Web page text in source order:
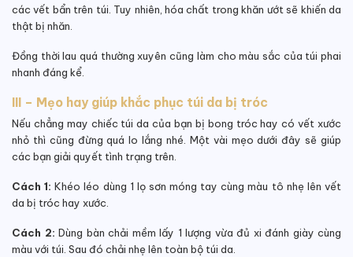
các vết bẩn trên túi. Tuy nhiên, hóa chất trong khăn ướt sẽ khiến da
thật bị nhăn.
Đồng thời lau quá thường xuyên cũng làm cho màu sắc của túi phai
nhanh đáng kể.
III – Mẹo hay giúp khắc phục túi da bị tróc
Nếu chẳng may chiếc túi da của bạn bị bong tróc hay có vết xước
nhỏ thì cũng đừng quá lo lắng nhé. Một vài mẹo dưới đây sẽ giúp
các bạn giải quyết tình trạng trên.
Cách 1: Khéo léo dùng 1 lọ sơn móng tay cùng màu tô nhẹ lên vết
da bị tróc hay xước.
Cách 2: Dùng bàn chải mềm lấy 1 lượng vừa đủ xi đánh giày cùng
màu với túi. Sau đó chải nhẹ lên toàn bộ túi da.